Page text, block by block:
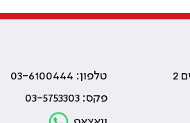
טלפון: 03-6100444
פקס: 03-5753303